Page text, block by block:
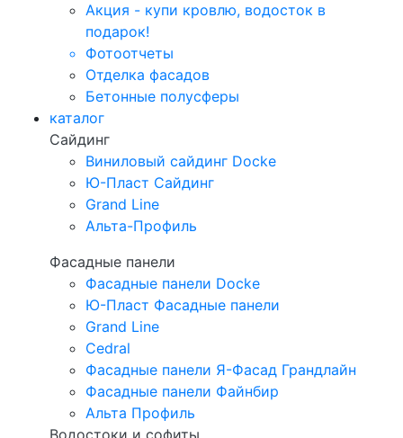
Акция - купи кровлю, водосток в
подарок!
Фотоотчеты
Отделка фасадов
Бетонные полусферы
каталог
Сайдинг
Виниловый сайдинг Docke
Ю-Пласт Сайдинг
Grand Line
Альта-Профиль
Фасадные панели
Фасадные панели Docke
Ю-Пласт Фасадные панели
Grand Line
Cedral
Фасадные панели Я-Фасад Грандлайн
Фасадные панели Файнбир
Альта Профиль
Водостоки и софиты